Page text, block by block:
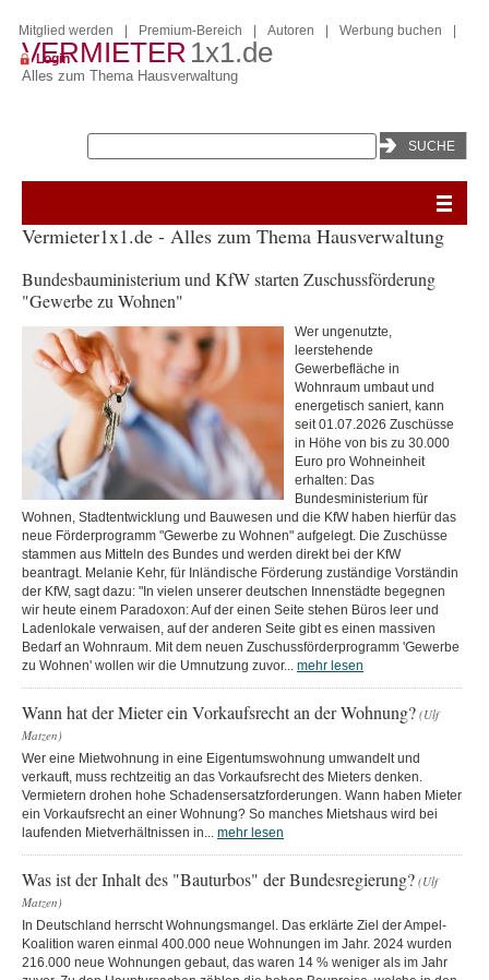
VERMIETER 1x1.de
Alles zum Thema Hausverwaltung
Mitglied werden Premium-Bereich Autoren Werbung buchen
Login
Vermieter1x1.de - Alles zum Thema Hausverwaltung
Bundesbauministerium und KfW starten Zuschussförderung
"Gewerbe zu Wohnen"
Wer ungenutzte,
leerstehende
Gewerbefläche in
Wohnraum umbaut und
energetisch saniert, kann
seit 01.07.2026 Zuschüsse
in Höhe von bis zu 30.000
Euro pro Wohneinheit
erhalten: Das
Bundesministerium für
Wohnen, Stadtentwicklung und Bauwesen und die KfW haben hierfür das
neue Förderprogramm "Gewerbe zu Wohnen" aufgelegt. Die Zuschüsse
stammen aus Mitteln des Bundes und werden direkt bei der KfW
beantragt. Melanie Kehr, für Inländische Förderung zuständige Vorständin
der KfW, sagt dazu: "In vielen unserer deutschen Innenstädte begegnen
wir heute einem Paradoxon: Auf der einen Seite stehen Büros leer und
Ladenlokale verwaisen, auf der anderen Seite gibt es einen massiven
Bedarf an Wohnraum. Mit dem neuen Zuschussförderprogramm 'Gewerbe
zu Wohnen' wollen wir die Umnutzung zuvor... mehr lesen
Wann hat der Mieter ein Vorkaufsrecht an der Wohnung? (Ulf
Matzen)
Wer eine Mietwohnung in eine Eigentumswohnung umwandelt und
verkauft, muss rechtzeitig an das Vorkaufsrecht des Mieters denken.
Vermietern drohen hohe Schadensersatzforderungen. Wann haben Mieter
ein Vorkaufsrecht an einer Wohnung? So manches Mietshaus wird bei
laufenden Mietverhältnissen in... mehr lesen
Was ist der Inhalt des "Bauturbos" der Bundesregierung? (Ulf
Matzen)
In Deutschland herrscht Wohnungsmangel. Das erklärte Ziel der Ampel-
Koalition waren einmal 400.000 neue Wohnungen im Jahr. 2024 wurden
216.000 neue Wohnungen gebaut, das waren 14 % weniger als im Jahr